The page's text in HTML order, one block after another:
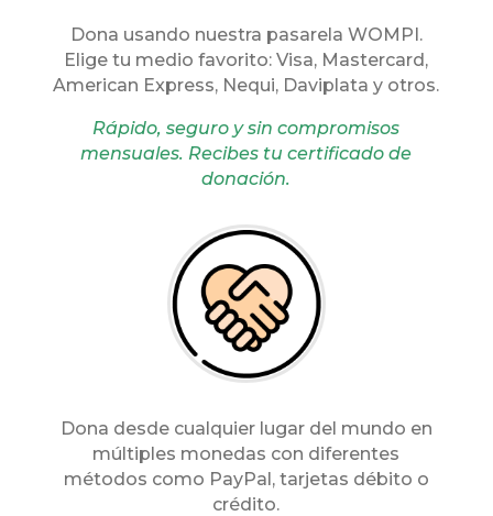
Dona usando nuestra pasarela WOMPI.
Elige tu medio favorito: Visa, Mastercard,
American Express, Nequi, Daviplata y otros.
Rápido, seguro y sin compromisos
mensuales. Recibes tu certificado de
donación.
Dona desde cualquier lugar del mundo en
múltiples monedas con diferentes
métodos como PayPal, tarjetas débito o
crédito.